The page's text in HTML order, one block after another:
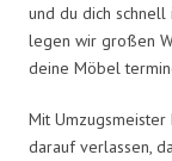
und du dich
legen wir großen
deine Möbel
Mit Umzugsmeister
darauf verlassen,